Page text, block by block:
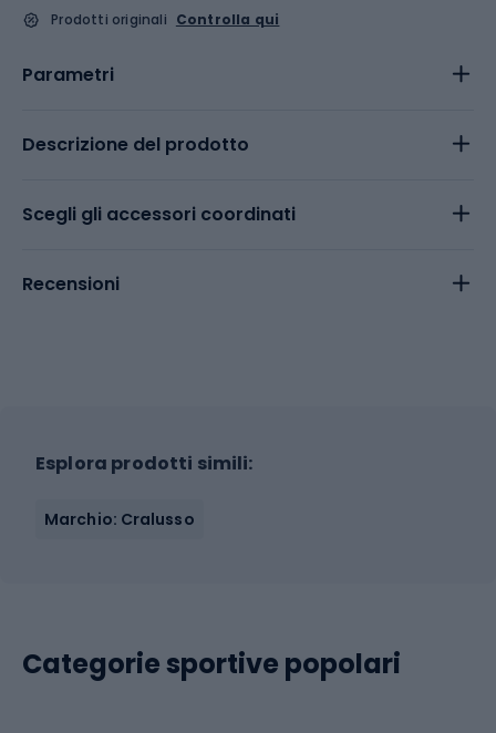
Prodotti originali Controlla qui
Parametri
Descrizione del prodotto
Scegli gli accessori coordinati
Recensioni
Esplora prodotti simili:
Marchio: Cralusso
Categorie sportive popolari